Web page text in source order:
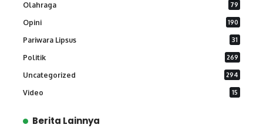
Olahraga 79
Opini 190
Pariwara Lipsus 31
Politik 269
Uncategorized 294
Video 15
Berita Lainnya